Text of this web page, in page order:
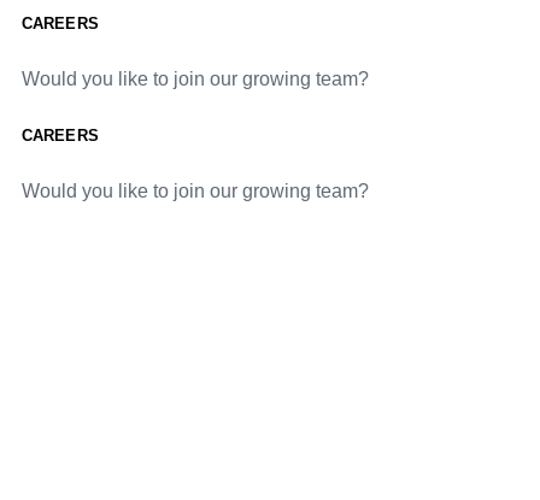
CAREERS
Would you like to join our growing team?
CAREERS
Would you like to join our growing team?